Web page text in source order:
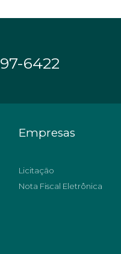
6422
Empresas
Licitação
Nota Fiscal Eletrônica